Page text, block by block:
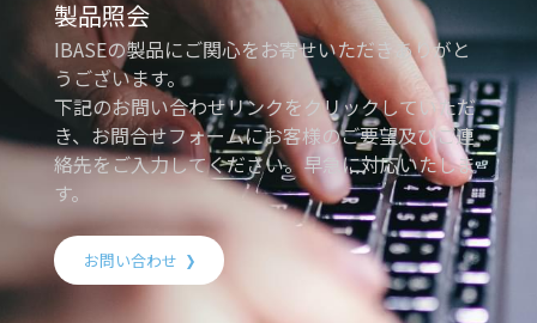
製品照会
IBASEの製品にご関心をお寄せいただきありがと
うございます。
下記のお問い合わせリンクをクリックしていただ
き、お問合せフォームにお客様のご要望及びご連
絡先をご入力してください。早急に対応いたしま
す。
お問い合わせ